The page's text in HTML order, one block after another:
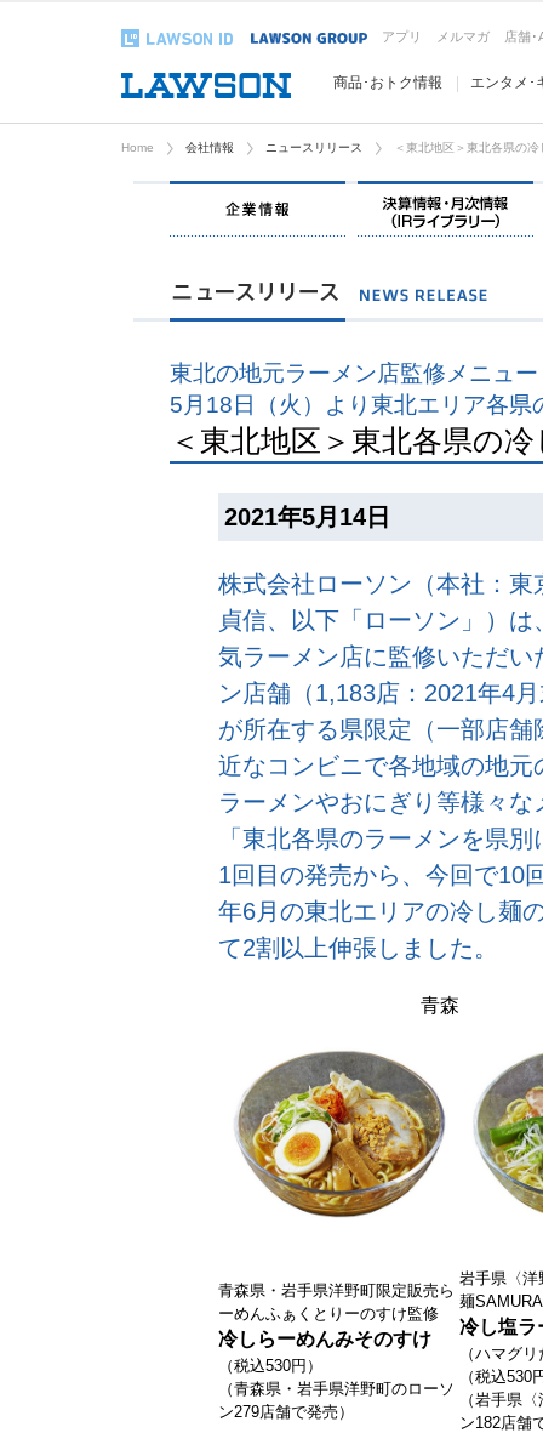
アプリ メルマガ 店舗･
商品･おトク情報 エンタメ･
Home 会社情報 ニュースリリース ＜東北地区＞東北各県の
企業情報
東北の地元ラーメン店監修メニュー
5月18日（火）より東北エリア各県
＜東北地区＞東北各県の
2021年5月14日
株式会社ローソン（本社：
貞信、以下「ローソン」）
気ラーメン店に監修いただ
ン店舗（1,183店：2021年4
が所在する県限定（一部店
近なコンビニで各地域の地
ラーメンやおにぎり等様々
「東北各県のラーメンを県
1回目の発売から、今回で10
年6月の東北エリアの冷し麺
て2割以上伸張しました。
青森
青森県・岩手県洋野町限定販売 ら
ーめんふぁくとりーのすけ監修
冷しらーめんみそのすけ
（税込530円）
（青森県・岩手県洋野町のローソ
ン279店舗で発売）
岩手県〈洋
麺
冷し塩ラ
（ハマグ
（税込530
（岩手県
ン182店舗